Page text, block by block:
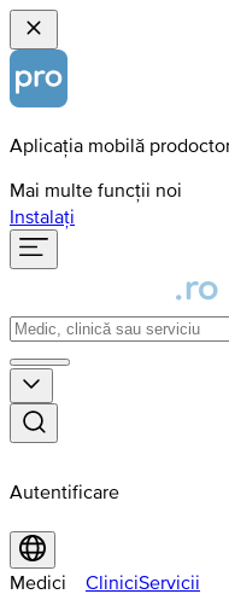
Aplicația mobilă
Mai multe funcții noi
Instalați
Autentificare
Medici CliniciServicii